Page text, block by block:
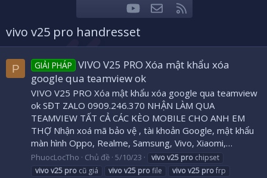
FacebookTwitteryoutubeLiên hệ
vivo v25 pro handresset
P GIẢI PHÁP VIVO V25 PRO Xóa mật khẩu xóa
google qua teamview ok
VIVO V25 PRO Xóa mật khẩu xóa google qua teamview
ok SĐT ZALO 0909.246.370 NHẬN LÀM QUA
TEAMVIEW TẤT CẢ CÁC KÈO MOBILE CHO ANH EM
THỢ Nhận xoá mã bảo vệ , tài khoản Google, mật khẩu
màn hình Oppo, Realme, Samsung, Vivo, Xiaomi,…
PhuocLocTho Chủ đề 5/10/23 vivov25 pro chipset
vivov25 pro cũ giá vivov25 profile vivov25 profrp